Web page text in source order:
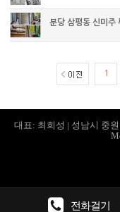
분당 삼평동 신미주
1
전화걸기
대표: 최희성 | 성남시 중